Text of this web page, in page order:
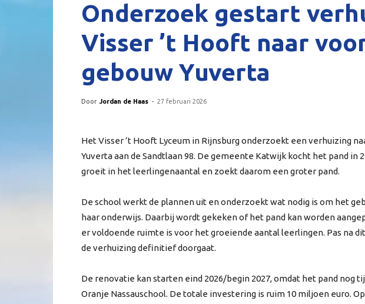
Onderzoek gestart
Visser ’t Hooft naar
gebouw Yuverta
Door Jordan de Haas - 27 februari 2026
Het Visser ’t Hooft Lyceum in Rijnsburg onderzoekt een verhuizing
Yuverta aan de Sandtlaan 98. De gemeente Katwijk kocht het pand in
groeit in het leerlingenaantal en zoekt daarom een groter pand.
De school werkt de plannen uit en onderzoekt wat nodig is om het
haar onderwijs. Daarbij wordt gekeken of het pand kan worden
er voldoende ruimte is voor het groeiende aantal leerlingen. Pas na
de verhuizing definitief doorgaat.
De renovatie kan starten eind 2026/begin 2027, omdat het pand nog
Oranje Nassauschool. De totale investering is ruim 10 miljoen euro.